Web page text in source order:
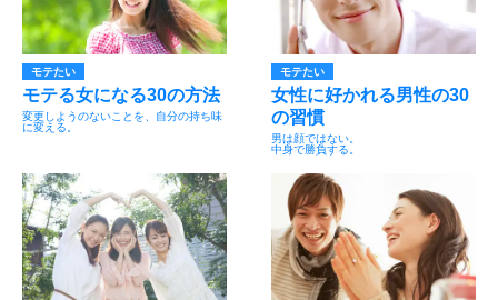
モテたい
モテる女になる30の方法
変更しようのないことを、自分の持ち味
に変える。
モテたい
女性に好かれる男性の30
の習慣
男は顔ではない。
中身で勝負する。